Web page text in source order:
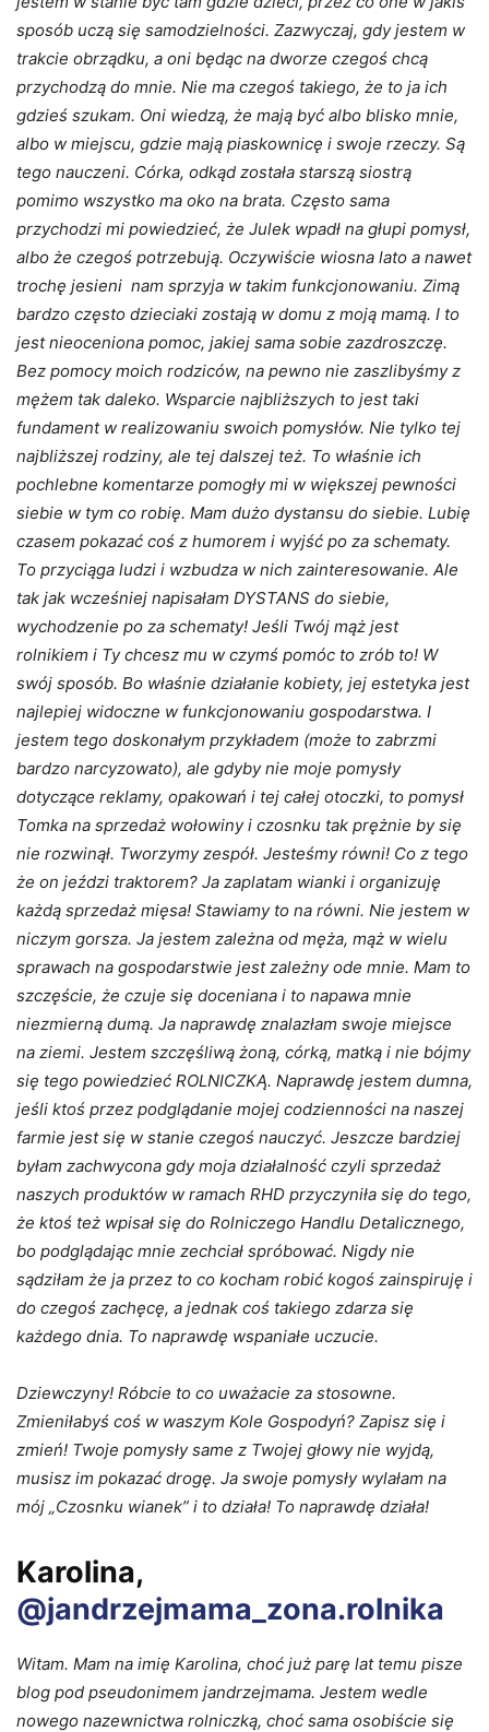
sposób uczą się samodzielności. Zazwyczaj, gdy jestem w
trakcie obrządku, a oni będąc na dworze czegoś chcą
przychodzą do mnie. Nie ma czegoś takiego, że to ja ich
gdzieś szukam. Oni wiedzą, że mają być albo blisko mnie,
albo w miejscu, gdzie mają piaskownicę i swoje rzeczy. Są
tego nauczeni. Córka, odkąd została starszą siostrą
pomimo wszystko ma oko na brata. Często sama
przychodzi mi powiedzieć, że Julek wpadł na głupi pomysł,
albo że czegoś potrzebują. Oczywiście wiosna lato a nawet
trochę jesieni nam sprzyja w takim funkcjonowaniu. Zimą
bardzo często dzieciaki zostają w domu z moją mamą. I to
jest nieoceniona pomoc, jakiej sama sobie zazdroszczę.
Bez pomocy moich rodziców, na pewno nie zaszlibyśmy z
mężem tak daleko. Wsparcie najbliższych to jest taki
fundament w realizowaniu swoich pomysłów. Nie tylko tej
najbliższej rodziny, ale tej dalszej też. To właśnie ich
pochlebne komentarze pomogły mi w większej pewności
siebie w tym co robię. Mam dużo dystansu do siebie. Lubię
czasem pokazać coś z humorem i wyjść po za schematy.
To przyciąga ludzi i wzbudza w nich zainteresowanie. Ale
tak jak wcześniej napisałam DYSTANS do siebie,
wychodzenie po za schematy! Jeśli Twój mąż jest
rolnikiem i Ty chcesz mu w czymś pomóc to zrób to! W
swój sposób. Bo właśnie działanie kobiety, jej estetyka jest
najlepiej widoczne w funkcjonowaniu gospodarstwa. I
jestem tego doskonałym przykładem (może to zabrzmi
bardzo narcyzowato), ale gdyby nie moje pomysły
dotyczące reklamy, opakowań i tej całej otoczki, to pomysł
Tomka na sprzedaż wołowiny i czosnku tak prężnie by się
nie rozwinął. Tworzymy zespół. Jesteśmy równi! Co z tego
że on jeździ traktorem? Ja zaplatam wianki i organizuję
każdą sprzedaż mięsa! Stawiamy to na równi. Nie jestem w
niczym gorsza. Ja jestem zależna od męża, mąż w wielu
sprawach na gospodarstwie jest zależny ode mnie. Mam to
szczęście, że czuje się doceniana i to napawa mnie
niezmierną dumą. Ja naprawdę znalazłam swoje miejsce
na ziemi. Jestem szczęśliwą żoną, córką, matką i nie bójmy
się tego powiedzieć ROLNICZKĄ. Naprawdę jestem dumna,
jeśli ktoś przez podglądanie mojej codzienności na naszej
farmie jest się w stanie czegoś nauczyć. Jeszcze bardziej
byłam zachwycona gdy moja działalność czyli sprzedaż
naszych produktów w ramach RHD przyczyniła się do tego,
że ktoś też wpisał się do Rolniczego Handlu Detalicznego,
bo podglądając mnie zechciał spróbować. Nigdy nie
sądziłam że ja przez to co kocham robić kogoś zainspiruję i
do czegoś zachęcę, a jednak coś takiego zdarza się
każdego dnia. To naprawdę wspaniałe uczucie.
Dziewczyny! Róbcie to co uważacie za stosowne.
Zmieniłabyś coś w waszym Kole Gospodyń? Zapisz się i
zmień! Twoje pomysły same z Twojej głowy nie wyjdą,
musisz im pokazać drogę. Ja swoje pomysły wylałam na
mój „Czosnku wianek” i to działa! To naprawdę działa!
Karolina,
@jandrzejmama_zona.rolnika
Witam. Mam na imię Karolina, choć już parę lat temu pisze
blog pod pseudonimem jandrzejmama. Jestem wedle
nowego nazewnictwa rolniczką, choć sama osobiście się